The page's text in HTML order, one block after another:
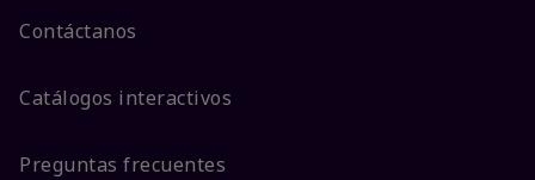
Contáctanos
Catálogos interactivos
Preguntas frecuentes